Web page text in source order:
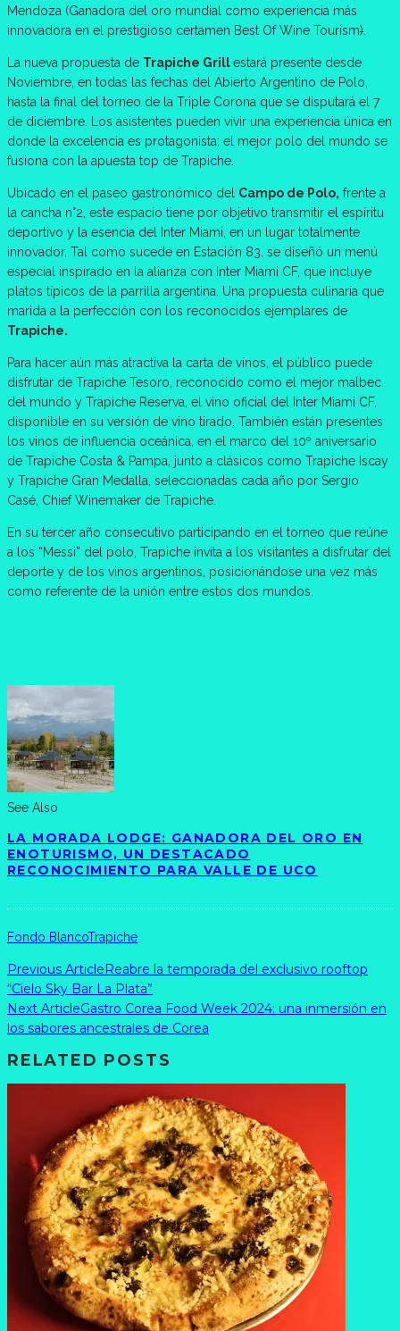
Mendoza (Ganadora del oro mundial como experiencia más
innovadora en el prestigioso certamen Best Of Wine Tourism).
La nueva propuesta de Trapiche Grillestará presente desde
Noviembre, en todas las fechas del Abierto Argentino de Polo,
hasta la final del torneo de la Triple Corona que se disputará el 7
de diciembre. Los asistentes pueden vivir una experiencia única en
donde la excelencia es protagonista: el mejor polo del mundo se
fusiona con la apuesta top de Trapiche.
Ubicado en el paseo gastronómico del Campo de Polo, frente a
la cancha n°2, este espacio tiene por objetivo transmitir el espíritu
deportivo y la esencia del Inter Miami, en un lugar totalmente
innovador. Tal como sucede en Estación 83, se diseñó un menú
especial inspirado en la alianza con Inter Miami CF, que incluye
platos típicos de la parrilla argentina. Una propuesta culinaria que
marida a la perfección con los reconocidos ejemplares de
Trapiche.
Para hacer aún más atractiva la carta de vinos, el público puede
disfrutar de Trapiche Tesoro, reconocido como el mejor malbec
del mundo y Trapiche Reserva, el vino oficial del Inter Miami CF,
disponible en su versión de vino tirado. También están presentes
los vinos de influencia oceánica, en el marco del 10º aniversario
de Trapiche Costa & Pampa, junto a clásicos como Trapiche Iscay
y Trapiche Gran Medalla, seleccionadas cada año por Sergio
Casé, Chief Winemaker de Trapiche.
En su tercer año consecutivo participando en el torneo que reúne
a los “Messi” del polo, Trapiche invita a los visitantes a disfrutar del
deporte y de los vinos argentinos, posicionándose una vez más
como referente de la unión entre estos dos mundos.
See Also
LA MORADA LODGE: GANADORA DEL ORO EN
ENOTURISMO, UN DESTACADO
RECONOCIMIENTO PARA VALLE DE UCO
Fondo BlancoTrapiche
Previous Article Reabre la temporada del exclusivo rooftop
“Cielo Sky Bar La Plata”
Next ArticleGastro Corea Food Week 2024: una inmersión en
los sabores ancestrales de Corea
RELATED POSTS